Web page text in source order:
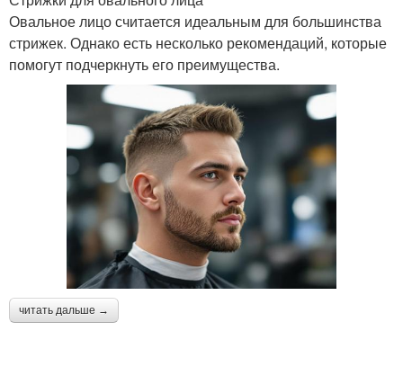
Овальное лицо считается идеальным для большинства
стрижек. Однако есть несколько рекомендаций, которые
помогут подчеркнуть его преимущества.
читать дальше →